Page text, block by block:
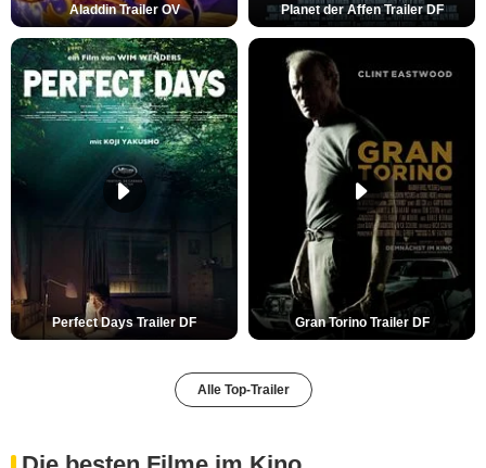
Aladdin Trailer OV Planet der Affen Trailer DF
Perfect Days Trailer DF Gran Torino Trailer DF
Alle Top-Trailer